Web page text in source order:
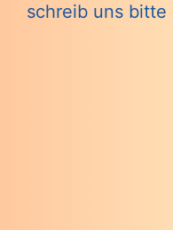
schreib uns bitte